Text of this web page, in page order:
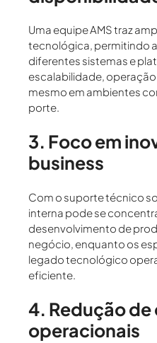
Uma equipe AMS traz
tecnológica, permitindo
diferentes sistemas e
escalabilidade,
mesmo em ambientes
porte.
3. Foco em
business
Com o suporte técnico
interna pode se
desenvolvimento de
negócio, enquanto os
legado tecnológico
eficiente.
4. Redução
operacionais